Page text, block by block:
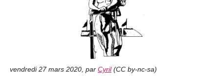
vendredi 27 mars 2020, par Cyril (CC by-nc-sa)